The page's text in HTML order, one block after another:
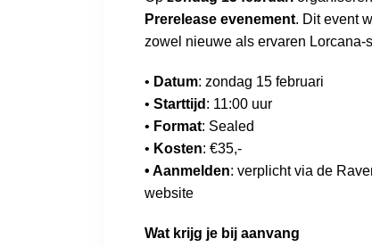
Prerelease evenement. Dit event
zowel nieuwe als ervaren Lorcana-
• Datum: zondag 15 februari
• Starttijd : 11:00 uur
• Format: Sealed
• Kosten: €35,-
• Aanmelden: verplicht via de
website
Wat krijg je bij aanvang